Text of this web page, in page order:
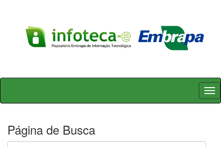
Skip
Página de Busca